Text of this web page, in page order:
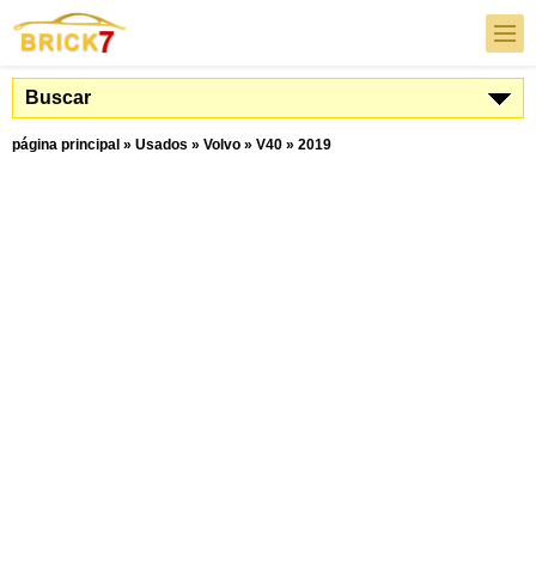
Buscar
página principal » Usados » Volvo » V40 » 2019